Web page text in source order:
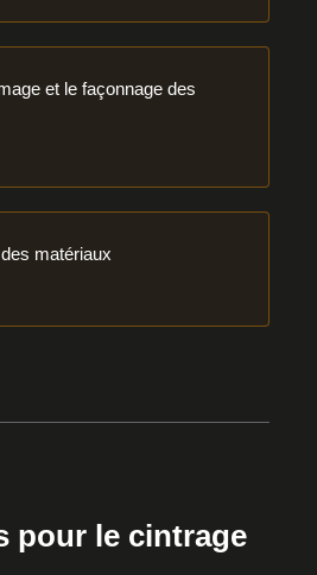
et le façonnage des
matériaux
pour le cintrage